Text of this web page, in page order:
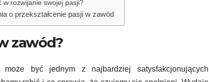
w rozwijanie swojej pasji?
o przekształcenie pasji w zawód
zawód?
być jednym z najbardziej satysfakcjonujących